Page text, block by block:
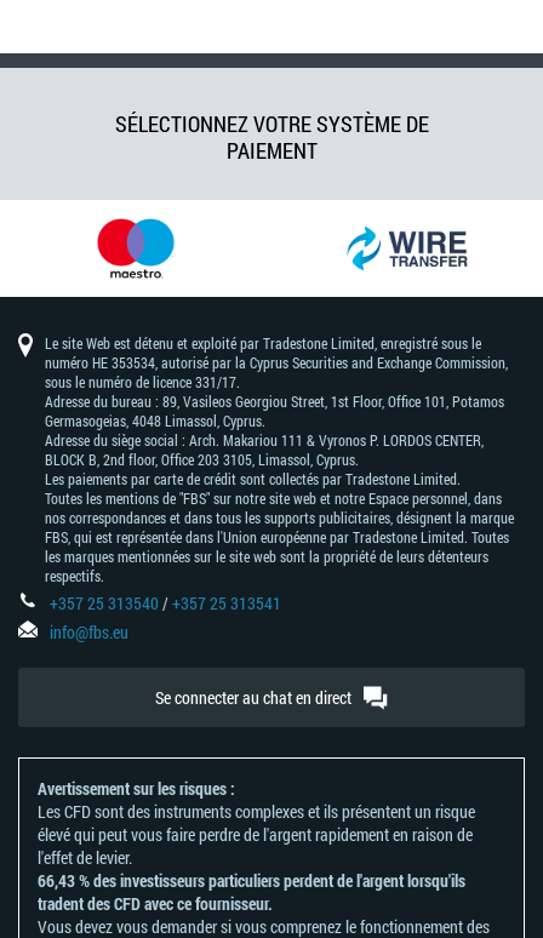
SÉLECTIONNEZ VOTRE SYSTÈME DE
PAIEMENT
Le site Web est détenu et exploité par Tradestone Limited, enregistré sous le
numéro HE 353534, autorisé par la Cyprus Securities and Exchange Commission,
sous le numéro de licence 331/17.
Adresse du bureau : 89, Vasileos Georgiou Street, 1st Floor, Office 101, Potamos
Germasogeias, 4048 Limassol, Cyprus.
Adresse du siège social : Arch. Makariou 111 & Vyronos Р. LORDOS CENTER,
BLOCK В, 2nd floor, Office 203 3105, Limassol, Cyprus.
Les paiements par carte de crédit sont collectés par Tradestone Limited.
Toutes les mentions de "FBS" sur notre site web et notre Espace personnel, dans
nos correspondances et dans tous les supports publicitaires, désignent la marque
FBS, qui est représentée dans l'Union européenne par Tradestone Limited. Toutes
les marques mentionnées sur le site web sont la propriété de leurs détenteurs
respectifs.
+357 25 313540/+357 25 313541
info@fbs.eu
Se connecter au chat en direct
Avertissement sur les risques :
Les CFD sont des instruments complexes et ils présentent un risque
élevé qui peut vous faire perdre de l'argent rapidement en raison de
l'effet de levier.
66,43 % des investisseurs particuliers perdent de l'argent lorsqu'ils
tradent des CFD avec ce fournisseur.
Vous devez vous demander si vous comprenez le fonctionnement des